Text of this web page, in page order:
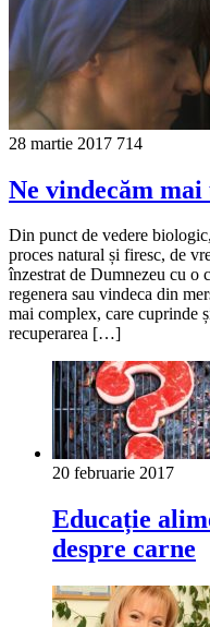
28 martie 2017 714
Ne vindecăm mai
Din punct de vedere
proces natural și firesc, de
înzestrat de Dumnezeu cu o
regenera sau vindeca din
mai complex, care cuprinde
recuperarea […]
20 februarie 2017
Educație
despre carne